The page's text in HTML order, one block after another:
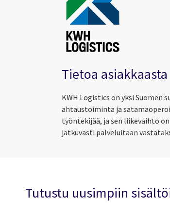
Tietoa
KWH Logistics on yksi
ahtaustoiminta ja
työntekijää, ja sen liikevaihto
jatkuvasti palveluitaan
Tutustu uusimpiin